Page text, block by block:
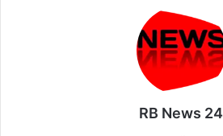
RB News 24